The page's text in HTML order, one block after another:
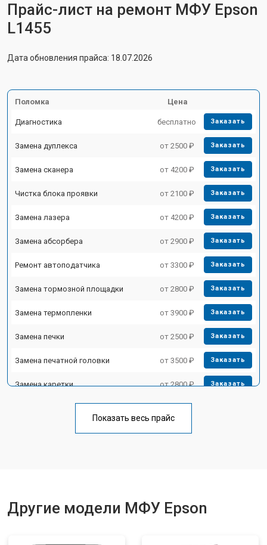
Прайс-лист на ремонт МФУ Epson
L1455
Дата обновления прайса: 18.07.2026
Поломка Цена
Диагностика бесплатно Заказать
Замена дуплекса от 2500 ₽ Заказать
Замена сканера от 4200 ₽ Заказать
Чистка блока проявки от 2100 ₽ Заказать
Замена лазера от 4200 ₽ Заказать
Замена абсорбера от 2900 ₽ Заказать
Ремонт автоподатчика от 3300 ₽ Заказать
Замена тормозной площадки от 2800 ₽ Заказать
Замена термопленки от 3900 ₽ Заказать
Замена печки от 2500 ₽ Заказать
Замена печатной головки от 3500 ₽ Заказать
Замена каретки от 2800 ₽ Заказать
Замена блока питания от 2500 ₽
Показать весь прайс
Другие модели МФУ Epson